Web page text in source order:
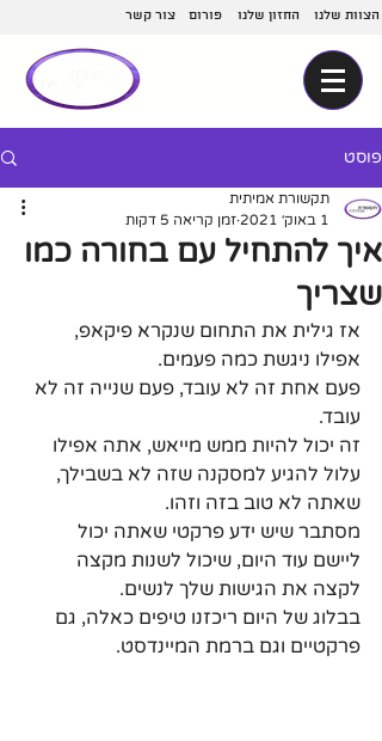
צור קשר פורום החזון שלנו הצוות שלנו
פוסט
איך להתחיל עם בחורה כמו
שצריך
תקשורת אמיתית
1 באוק׳ 2021
זמן קריאה 5 דקות
אז גילית את התחום שנקרא פיקאפ,
אפילו ניגשת כמה פעמים.
פעם אחת זה לא עובד, פעם שנייה זה לא
עובד.
זה יכול להיות ממש מייאש, אתה אפילו
עלול להגיע למסקנה שזה לא בשבילך,
שאתה לא טוב בזה וזהו.
מסתבר שיש ידע פרקטי שאתה יכול
ליישם עוד היום, שיכול לשנות מקצה
לקצה את הגישות שלך לנשים.
בבלוג של היום ריכזנו טיפים כאלה, גם
פרקטיים וגם ברמת המיינדסט.